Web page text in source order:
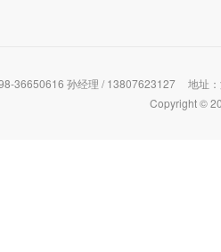
36650616 孙经理 / 13807623127
地址
Copyright ©